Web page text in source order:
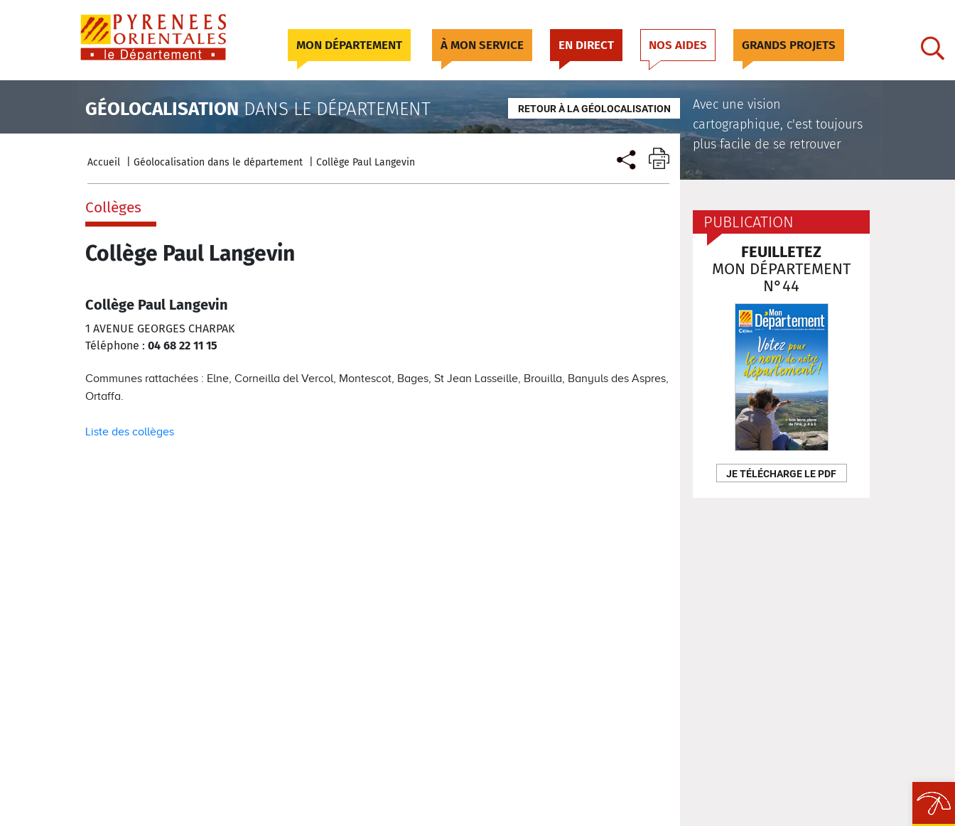
MON DÉPARTEMENT À MON SERVICE EN DIRECT NOS AIDES GRANDS PROJETS
GÉOLOCALISATION DANS LE DÉPARTEMENT RETOUR À LA GÉOLOCALISATION
Avec une vision
cartographique, c'est toujours
plus facile de se retrouver
Accueil Géolocalisation dans le département Collège Paul Langevin
Collèges
Collège Paul Langevin
Collège Paul Langevin
1 AVENUE GEORGES CHARPAK
Téléphone : 04 68 22 11 15
Communes rattachées : Elne, Corneilla del Vercol, Montescot, Bages, St Jean Lasseille, Brouilla, Banyuls des Aspres,
Ortaffa.
Liste des collèges
PUBLICATION
FEUILLETEZ
MON DÉPARTEMENT
N°44
JE TÉLÉCHARGE LE PDF